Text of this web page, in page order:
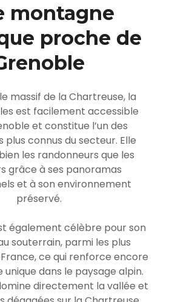
montagne
proche de
massif de la Chartreuse, la
est facilement accessible
et constitue l’un des
plus connus du secteur. Elle
les randonneurs que les
grâce à ses panoramas
et à son environnement
préservé.
également célèbre pour son
souterrain, parmi les plus
ce qui renforce encore
dans le paysage alpin.
directement la vallée et